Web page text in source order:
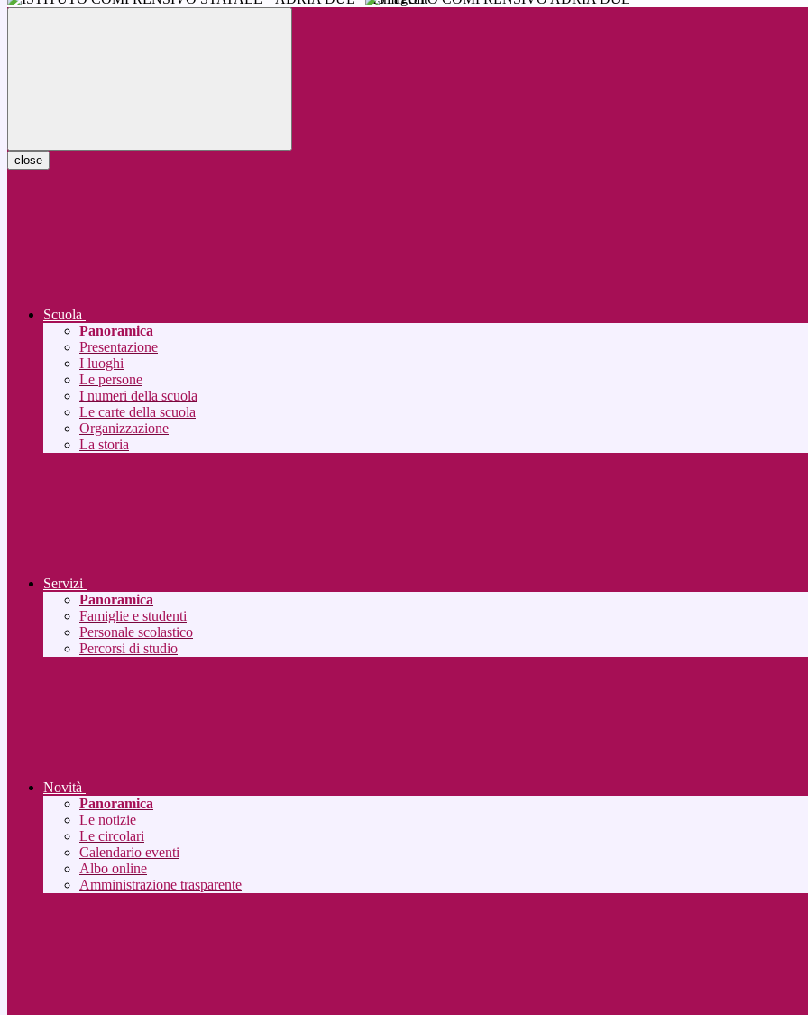
close
Scuola
Panoramica
Presentazione
I luoghi
Le persone
I numeri della scuola
Le carte della scuola
Organizzazione
La storia
Servizi
Panoramica
Famiglie e studenti
Personale scolastico
Percorsi di studio
Novità
Panoramica
Le notizie
Le circolari
Calendario eventi
Albo online
Amministrazione trasparente